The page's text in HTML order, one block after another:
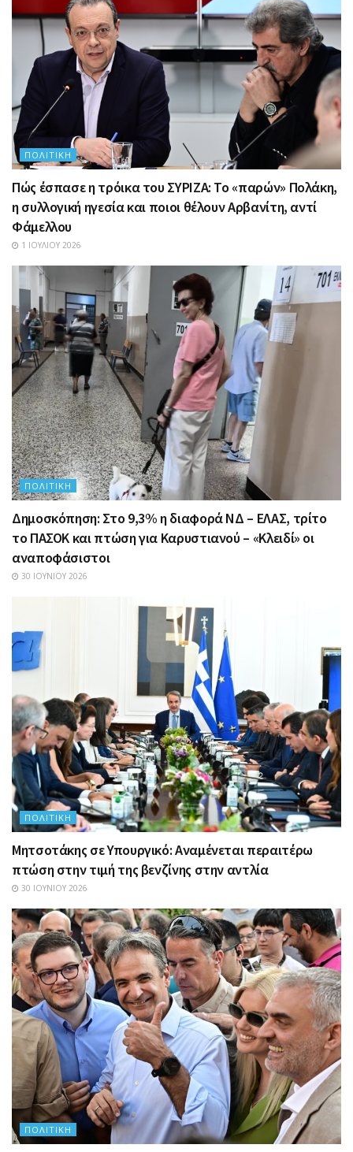
ΠΟΛΙΤΙΚΉ
Πώς έσπασε η τρόικα του ΣΥΡΙΖΑ: Το «παρών» Πολάκη,
η συλλογική ηγεσία και ποιοι θέλουν Αρβανίτη, αντί
Φάμελλου
1 ΙΟΥΛΊΟΥ 2026
ΠΟΛΙΤΙΚΉ
Δημοσκόπηση: Στο 9,3% η διαφορά ΝΔ – ΕΛΑΣ, τρίτο
το ΠΑΣΟΚ και πτώση για Καρυστιανού – «Κλειδί» οι
αναποφάσιστοι
30 ΙΟΥΝΊΟΥ 2026
ΠΟΛΙΤΙΚΉ
Μητσοτάκης σε Υπουργικό: Αναμένεται περαιτέρω
πτώση στην τιμή της βενζίνης στην αντλία
30 ΙΟΥΝΊΟΥ 2026
ΠΟΛΙΤΙΚΉ